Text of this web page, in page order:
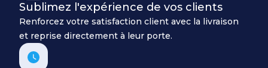
Sublimez l'expérience de vos clients
Renforcez votre satisfaction client avec la livraison
et reprise directement à leur porte.